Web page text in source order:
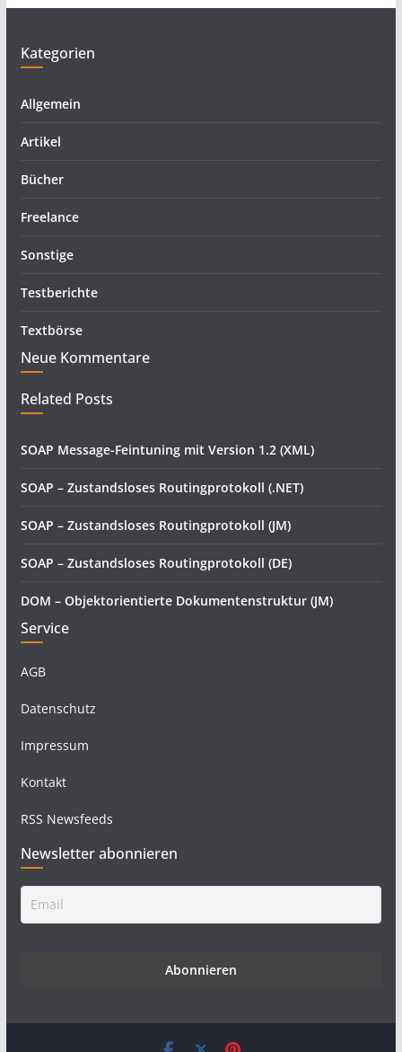
Kategorien
Allgemein
Artikel
Bücher
Freelance
Sonstige
Testberichte
Textbörse
Neue Kommentare
Related Posts
SOAP Message-Feintuning mit Version 1.2 (XML)
SOAP – Zustandsloses Routingprotokoll (.NET)
SOAP – Zustandsloses Routingprotokoll (JM)
SOAP – Zustandsloses Routingprotokoll (DE)
DOM – Objektorientierte Dokumentenstruktur (JM)
Service
AGB
Datenschutz
Impressum
Kontakt
RSS Newsfeeds
Newsletter abonnieren